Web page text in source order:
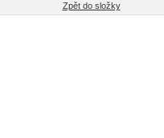
Zpět do složky